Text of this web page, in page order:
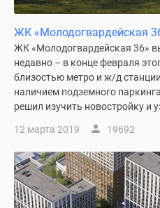
ЖК «Молодогвардейская
ЖК «Молодогвардейская 36»
недавно – в конце февраля
близостью метро и ж/д
наличием подземного
решил изучить новостройку и
12 марта 2019 19692